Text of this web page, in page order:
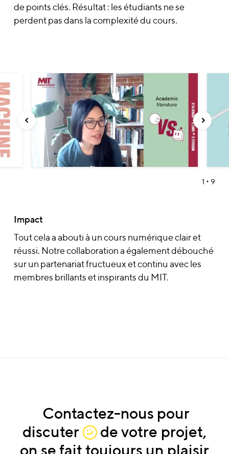
de points clés. Résultat : les étudiants ne se
perdent pas dans la complexité du cours.
1 • 9
Impact
Tout cela a abouti à un cours numérique clair et
réussi. Notre collaboration a également débouché
sur un partenariat fructueux et continu avec les
membres brillants et inspirants du MIT.
Contactez-nous pour
discuter
de votre projet,
on sefaittoujours un plaisir